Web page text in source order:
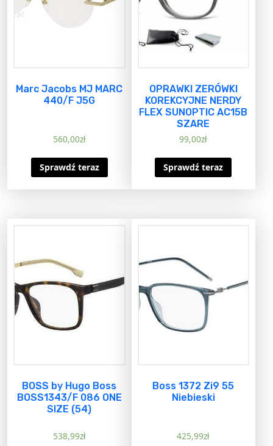
Marc Jacobs MJ MARC
440/F J5G
560,00zł
Sprawdź teraz
OPRAWKI ZERÓWKI
KOREKCYJNE NERDY
FLEX SUNOPTIC AC15B
SZARE
99,00zł
Sprawdź teraz
BOSS by Hugo Boss
BOSS1343/F 086 ONE
SIZE (54)
538,99zł
Boss 1372 Zi9 55
Niebieski
425,99zł